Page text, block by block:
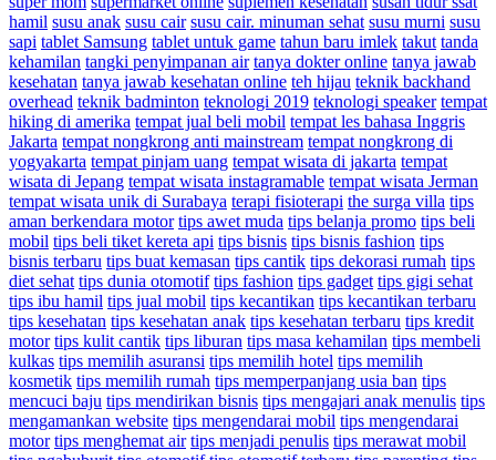
hamil susu anak susu cair susu cair. minuman sehat susu murni susu
sapi tablet Samsung tablet untuk game tahun baru imlek takut tanda
kehamilan tangki penyimpanan air tanya dokter online tanya jawab
kesehatan tanya jawab kesehatan online teh hijau teknik backhand
overhead teknik badminton teknologi 2019 teknologi speaker tempat
hiking di amerika tempat jual beli mobil tempat les bahasa Inggris
Jakarta tempat nongkrong anti mainstream tempat nongkrong di
yogyakarta tempat pinjam uang tempat wisata di jakarta tempat
wisata di Jepang tempat wisata instagramable tempat wisata Jerman
tempat wisata unik di Surabaya terapi fisioterapi the surga villa tips
aman berkendara motor tips awet muda tips belanja promo tips beli
mobil tips beli tiket kereta api tips bisnis tips bisnis fashion tips
bisnis terbaru tips buat kemasan tips cantik tips dekorasi rumah tips
diet sehat tips dunia otomotif tips fashion tips gadget tips gigi sehat
tips ibu hamil tips jual mobil tips kecantikan tips kecantikan terbaru
tips kesehatan tips kesehatan anak tips kesehatan terbaru tips kredit
motor tips kulit cantik tips liburan tips masa kehamilan tips membeli
kulkas tips memilih asuransi tips memilih hotel tips memilih
kosmetik tips memilih rumah tips memperpanjang usia ban tips
mencuci baju tips mendirikan bisnis tips mengajari anak menulis tips
mengamankan website tips mengendarai mobil tips mengendarai
motor tips menghemat air tips menjadi penulis tips merawat mobil